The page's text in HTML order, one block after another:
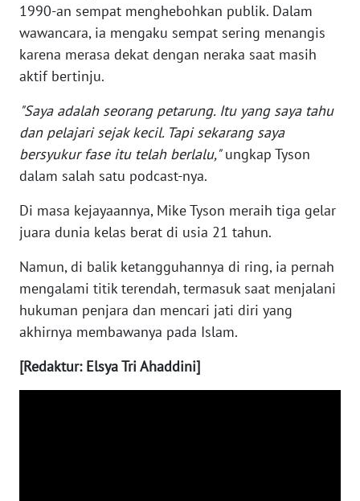
1990-an sempat menghebohkan publik. Dalam
wawancara, ia mengaku sempat sering menangis
karena merasa dekat dengan neraka saat masih
aktif bertinju.
"Saya adalah seorang petarung. Itu yang saya tahu
dan pelajari sejak kecil. Tapi sekarang saya
bersyukur fase itu telah berlalu,"ungkap Tyson
dalam salah satu podcast-nya.
Di masa kejayaannya, Mike Tyson meraih tiga gelar
juara dunia kelas berat di usia 21 tahun.
Namun, di balik ketangguhannya di ring, ia pernah
mengalami titik terendah, termasuk saat menjalani
hukuman penjara dan mencari jati diri yang
akhirnya membawanya pada Islam.
[Redaktur: Elsya Tri Ahaddini]
BENGKULU
LAMPUNG
WN
JATENG
NUSANTARA
JOGJA
WN
JATIM